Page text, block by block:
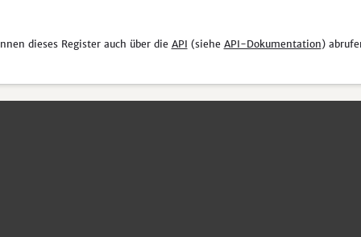
dieses Register auch über die API (siehe API-Dokumentation)